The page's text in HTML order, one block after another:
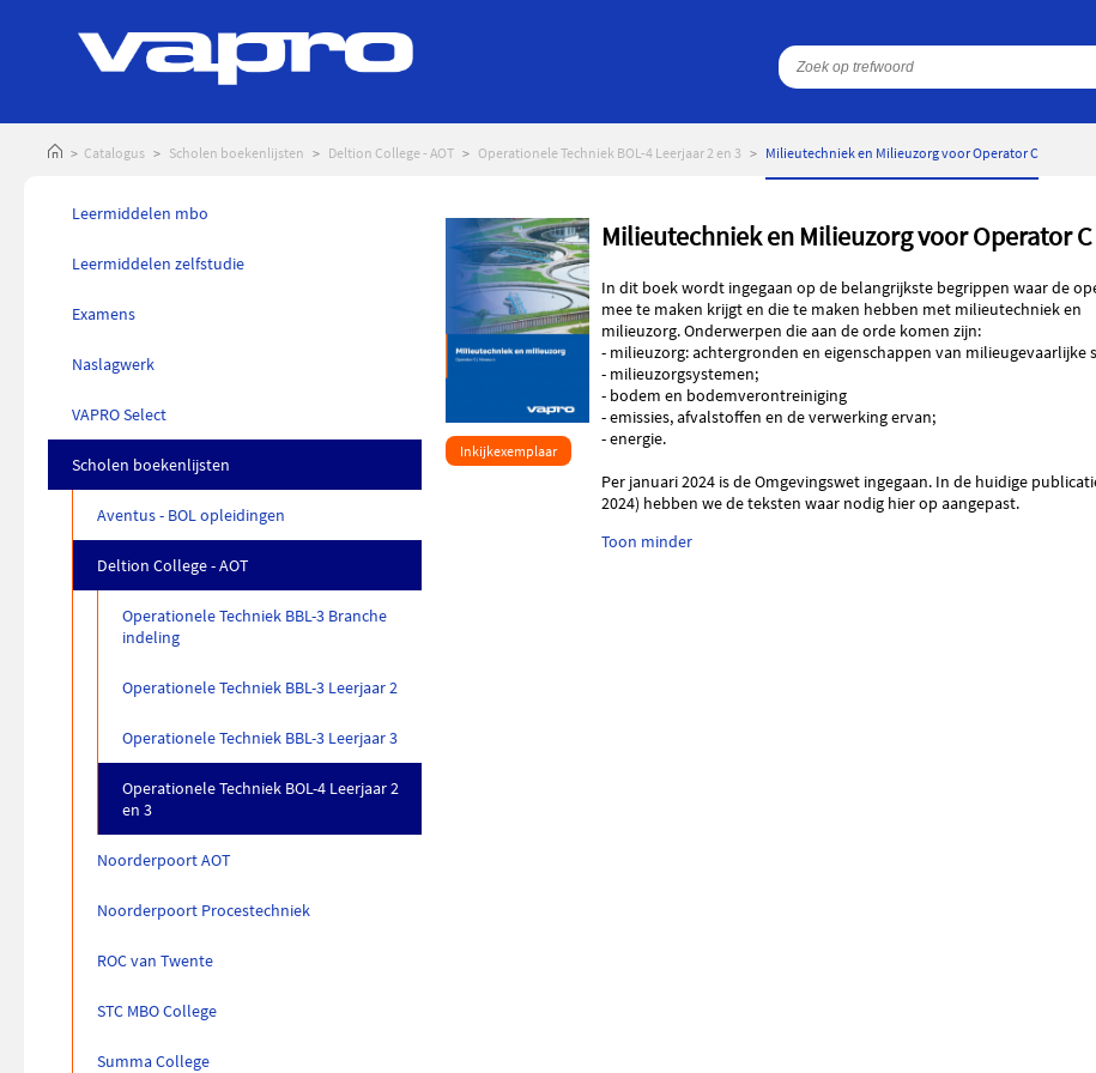
Catalogus Scholen boekenlijsten Deltion College - AOT Operationele Techniek BOL-4 Leerjaar 2 en 3 Milieutechniek en Milieuzorg voor Operator C
Leermiddelen mbo
Leermiddelen zelfstudie
Examens
Naslagwerk
VAPRO Select
Scholen boekenlijsten
Aventus - BOL opleidingen
Deltion College - AOT
Operationele Techniek BBL-3 Branche
indeling
Operationele Techniek BBL-3 Leerjaar 2
Operationele Techniek BBL-3 Leerjaar 3
Operationele Techniek BOL-4 Leerjaar 2
en 3
Noorderpoort AOT
Noorderpoort Procestechniek
ROC van Twente
STC MBO College
Summa College
Inkijkexemplaar
Milieutechniek en Milieuzorg voor Operator C
In dit boek wordt ingegaan op de belangrijkste begrippen waar de
mee te maken krijgt en die te maken hebben met milieutechniek en
milieuzorg. Onderwerpen die aan de orde komen zijn:
- milieuzorg: achtergronden en eigenschappen van milieugevaarlijke
- milieuzorgsystemen;
- bodem en bodemverontreiniging
- emissies, afvalstoffen en de verwerking ervan;
- energie.
Per januari 2024 is de Omgevingswet ingegaan. In de huidige
2024) hebben we de teksten waar nodig hier op aangepast.
Toon minder
plaatsen